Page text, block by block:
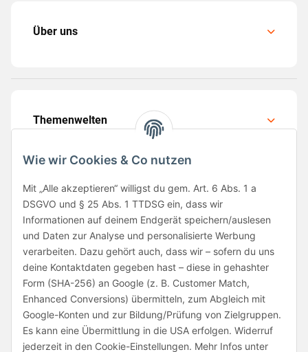
Wie wir Cookies & Co nutzen
Mit „Alle akzeptieren“ willigst du gem. Art. 6 Abs. 1 a
DSGVO und § 25 Abs. 1 TTDSG ein, dass wir
Informationen auf deinem Endgerät speichern/auslesen
und Daten zur Analyse und personalisierte Werbung
verarbeiten. Dazu gehört auch, dass wir – sofern du uns
deine Kontaktdaten gegeben hast – diese in gehashter
Form (SHA-256) an Google (z. B. Customer Match,
Enhanced Conversions) übermitteln, zum Abgleich mit
Google-Konten und zur Bildung/Prüfung von Zielgruppen.
Es kann eine Übermittlung in die USA erfolgen. Widerruf
jederzeit in den Cookie-Einstellungen. Mehr Infos unter
Über uns
Themenwelten
Folge uns
Unsere Partner